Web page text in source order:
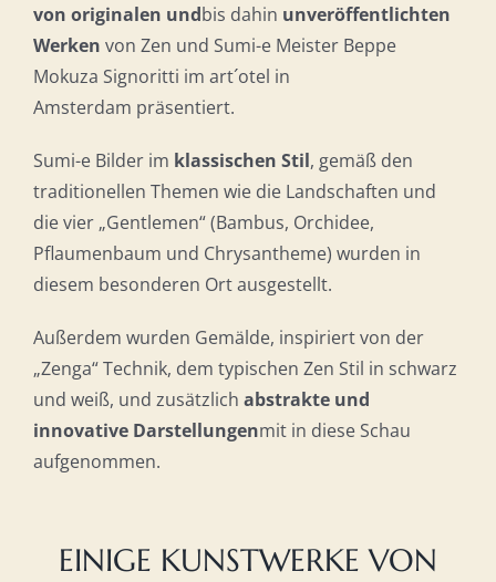
von originalen undbis dahin unveröffentlichten
Werken von Zen und Sumi-e Meister Beppe
Mokuza Signoritti im art´otel in
Amsterdam präsentiert.
Sumi-e Bilder im klassischen Stil, gemäß den
traditionellen Themen wie die Landschaften und
die vier „Gentlemen“ (Bambus, Orchidee,
Pflaumenbaum und Chrysantheme) wurden in
diesem besonderen Ort ausgestellt.
Außerdem wurden Gemälde, inspiriert von der
„Zenga“ Technik, dem typischen Zen Stil in schwarz
und weiß, und zusätzlich abstrakte und
innovative Darstellungenmit in diese Schau
aufgenommen.
EINIGE KUNSTWERKE VON